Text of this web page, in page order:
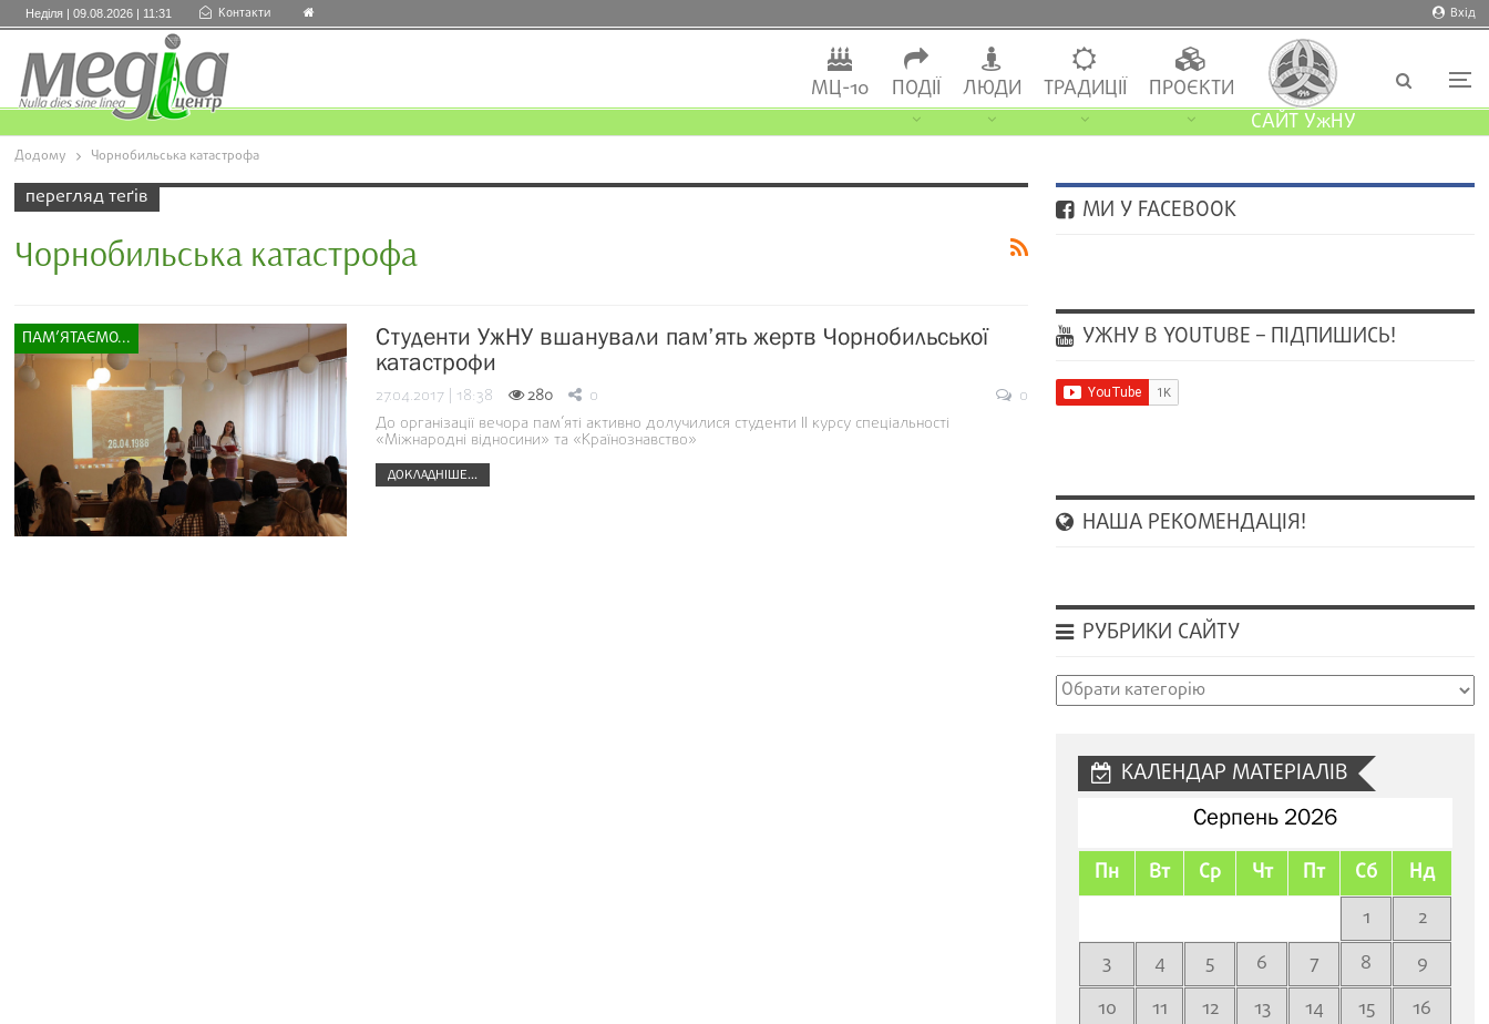
Вхід
Неділя | 09.08.2026 | 11:31 Контакти
МЦ-10 ПОДІЇ ЛЮДИ ТРАДИЦІЇ
ПРОЄКТИ
САЙТ УжНУ
Додому Чорнобильська катастрофа
перегляд теґів
Чорнобильська катастрофа
ПАМ’ЯТАЄМО...
Студенти УжНУ вшанували пам’ять жертв Чорнобильської
катастрофи
27.04.2017 | 18:38 280 0
0
До організації вечора пам’яті активно долучилися студенти ІІ курсу спеціальності
«Міжнародні відносини» та «Країнознавство»
ДОКЛАДНІШЕ...
МИ У FACEBOOK
УЖНУ В YOUTUBE – ПІДПИШИСЬ!
НАША РЕКОМЕНДАЦІЯ!
РУБРИКИ САЙТУ
Рубрики
КАЛЕНДАР МАТЕРІАЛІВ
Серпень 2026
Пн Вт Ср Чт Пт Сб Нд
1
2
3
4 5 6 7 8
9
10
11 12 13 14 15
16